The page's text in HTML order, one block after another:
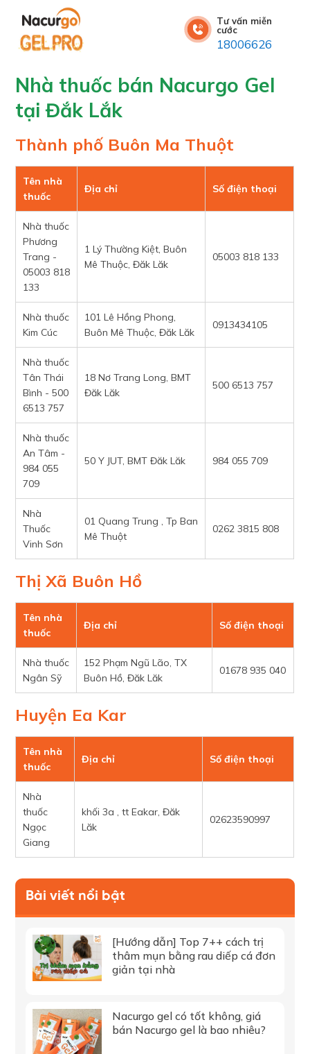
Tư vấn miễn
cước
18006626
Nhà thuốc bán Nacurgo Gel
tại Đắk Lắk
Thành phố Buôn Ma Thuột
Tên nhà
thuốc
Địa chỉ Số điện thoại
Nhà thuốc
Phương
Trang -
05003 818
133
1 Lý Thường Kiệt, Buôn
Mê Thuộc, Đăk Lăk
05003 818 133
Nhà thuốc
Kim Cúc
101 Lê Hồng Phong,
Buôn Mê Thuộc, Đăk Lăk
0913434105
Nhà thuốc
Tân Thái
Bình - 500
6513 757
18 Nơ Trang Long, BMT
Đăk Lăk
500 6513 757
Nhà thuốc
An Tâm -
984 055
709
50 Y JUT, BMT Đăk Lăk 984 055 709
Nhà
Thuốc
Vinh Sơn
01 Quang Trung , Tp Ban
Mê Thuột
0262 3815 808
Thị Xã Buôn Hồ
Tên nhà
thuốc
Địa chỉ Số điện thoại
Nhà thuốc
Ngân Sỹ
152 Phạm Ngũ Lão, TX
Buôn Hồ, Đăk Lăk
01678 935 040
Huyện Ea Kar
Tên nhà
thuốc
Địa chỉ Số điện thoại
Nhà
thuốc
Ngọc
Giang
khối 3a , tt Eakar, Đăk
Lăk
02623590997
Bài viết nổi bật
[Hướng dẫn] Top 7++ cách trị
thâm mụn bằng rau diếp cá đơn
giản tại nhà
Nacurgo gel có tốt không, giá
bán Nacurgo gel là bao nhiêu?